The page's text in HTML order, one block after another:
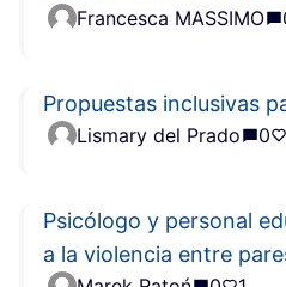
Francesca MASSIMO
Propuestas inclusivas
Lismary del Prado 0
Psicólogo y personal
a la violencia entre